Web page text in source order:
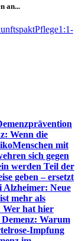
an...
1:1-
Wenn die
Menschen mit
sich gegen
werden Teil der
geben – ersetzt
Alzheimer: Neue
mehr als
Wer hat hier
Warum
Impfung